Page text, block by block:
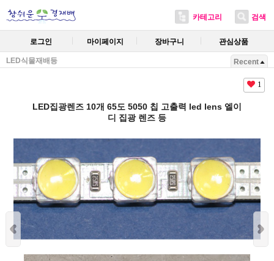
카테고리 검색
로그인 마이페이지 장바구니 관심상품
LED식물재배등 Recent
1
LED집광렌즈 10개 65도 5050 칩 고출력 led lens 엘이
디 집광 렌즈 등